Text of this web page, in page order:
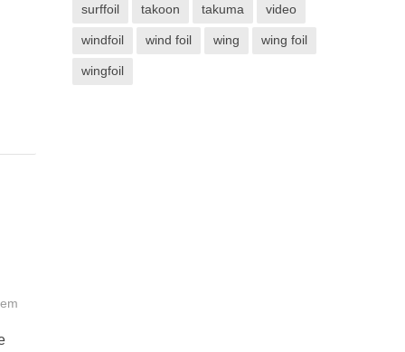
surffoil takoon takuma video
windfoil wind foil wing wing foil
wingfoil